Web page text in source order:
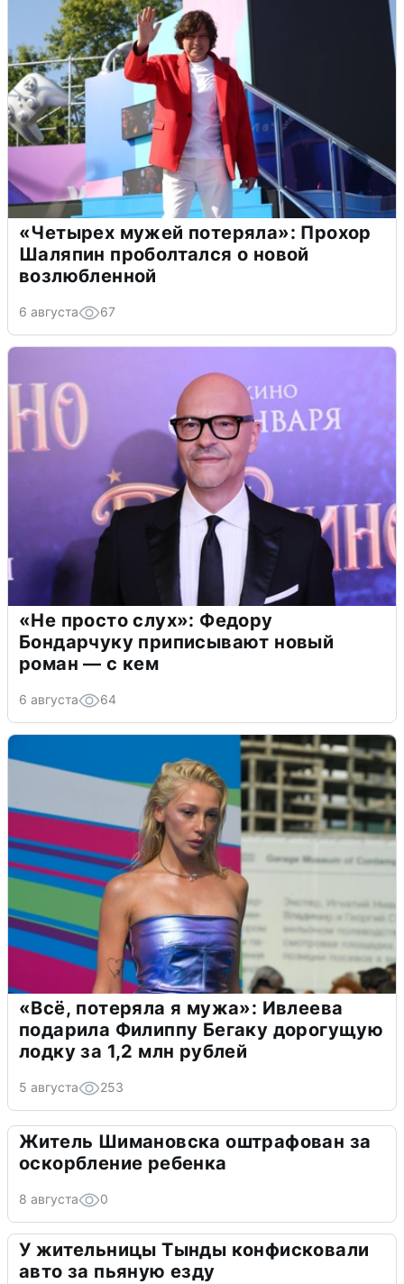
«Четырех мужей потеряла»: Прохор
Шаляпин проболтался о новой
возлюбленной
6 августа 67
«Не просто слух»: Федору
Бондарчуку приписывают новый
роман — с кем
6 августа 64
«Всё, потеряла я мужа»: Ивлеева
подарила Филиппу Бегаку дорогущую
лодку за 1,2 млн рублей
5 августа 253
Житель Шимановска оштрафован за
оскорбление ребенка
8 августа 0
У жительницы Тынды конфисковали
авто за пьяную езду